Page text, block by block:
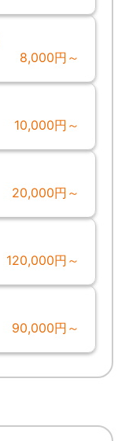
8,000円～
10,000円～
20,000円～
120,000円～
90,000円～